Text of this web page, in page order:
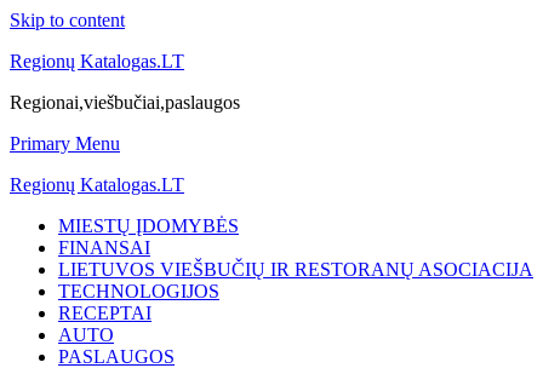
Skip to content
Regionų Katalogas.LT
Regionai,viešbučiai,paslaugos
Primary Menu
Regionų Katalogas.LT
MIESTŲ ĮDOMYBĖS
FINANSAI
LIETUVOS VIEŠBUČIŲ IR RESTORANŲ ASOCIACIJA
TECHNOLOGIJOS
RECEPTAI
AUTO
PASLAUGOS